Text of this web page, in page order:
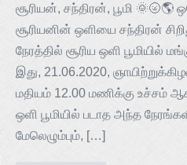
சூரியன், சந்திரன், பூமி 🌞🌝🌎
சூரியனின் ஒளியை சந்திரன்
நேரத்தில் சூரிய ஒளி பூமியில்
இது, 21.06.2020,
மதியம் 12.00 மணிக்கு உச்சம்
ஒளி பூமியில் படாத அந்த
மேலெழும்பும், […]